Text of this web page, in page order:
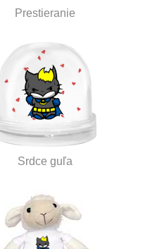
Prestieranie
Srdce guľa